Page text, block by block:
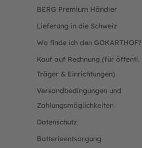
BERG Premium Händler
Lieferung in die Schweiz
Wo finde ich den GOKARTHOF?
Kauf auf Rechnung (für öffentl.
Träger & Einrichtungen)
Versandbedingungen und
Zahlungsmöglichkeiten
Datenschutz
Batterieentsorgung